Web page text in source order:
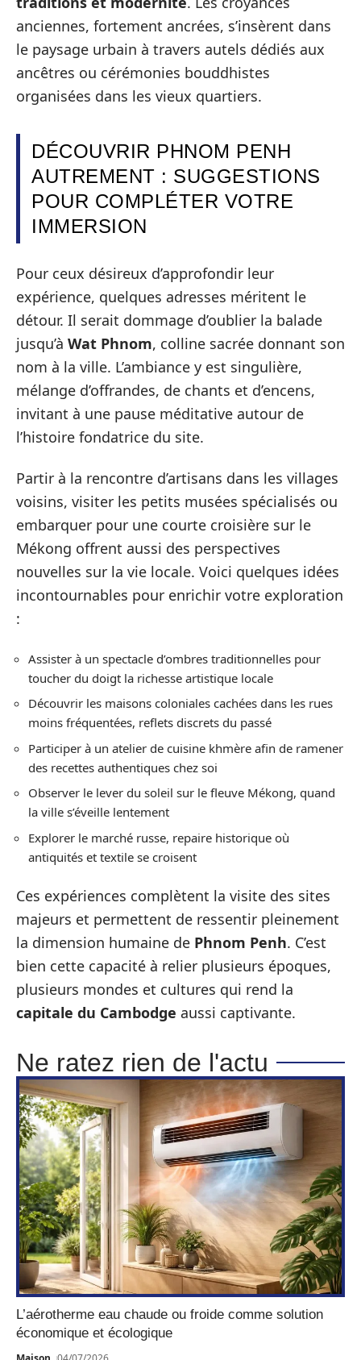
anciennes, fortement ancrées, s’insèrent dans
le paysage urbain à travers autels dédiés aux
ancêtres ou cérémonies bouddhistes
organisées dans les vieux quartiers.
DÉCOUVRIR PHNOM PENH
AUTREMENT : SUGGESTIONS
POUR COMPLÉTER VOTRE
IMMERSION
Pour ceux désireux d’approfondir leur
expérience, quelques adresses méritent le
détour. Il serait dommage d’oublier la balade
jusqu’à Wat Phnom, colline sacrée donnant son
nom à la ville. L’ambiance y est singulière,
mélange d’offrandes, de chants et d’encens,
invitant à une pause méditative autour de
l’histoire fondatrice du site.
Partir à la rencontre d’artisans dans les villages
voisins, visiter les petits musées spécialisés ou
embarquer pour une courte croisière sur le
Mékong offrent aussi des perspectives
nouvelles sur la vie locale. Voici quelques idées
incontournables pour enrichir votre exploration
:
Assister à un spectacle d’ombres traditionnelles pour
toucher du doigt la richesse artistique locale
Découvrir les maisons coloniales cachées dans les rues
moins fréquentées, reflets discrets du passé
Participer à un atelier de cuisine khmère afin de ramener
des recettes authentiques chez soi
Observer le lever du soleil sur le fleuve Mékong, quand
la ville s’éveille lentement
Explorer le marché russe, repaire historique où
antiquités et textile se croisent
Ces expériences complètent la visite des sites
majeurs et permettent de ressentir pleinement
la dimension humaine de Phnom Penh. C’est
bien cette capacité à relier plusieurs époques,
plusieurs mondes et cultures qui rend la
capitale du Cambodge aussi captivante.
Ne ratez rien de l'actu
L’aérotherme eau chaude ou froide comme solution
économique et écologique